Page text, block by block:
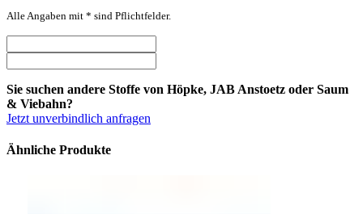
Alle Angaben mit * sind Pflichtfelder.
Sie suchen andere Stoffe von Höpke, JAB Anstoetz oder Saum
& Viebahn?
Jetzt unverbindlich anfragen
Ähnliche Produkte